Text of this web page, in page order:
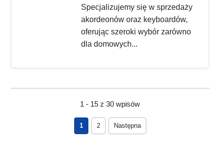
Specjalizujemy się w sprzedaży
akordeonów oraz keyboardów,
oferując szeroki wybór zarówno
dla domowych...
1 - 15 z 30 wpisów
1 2 Następna